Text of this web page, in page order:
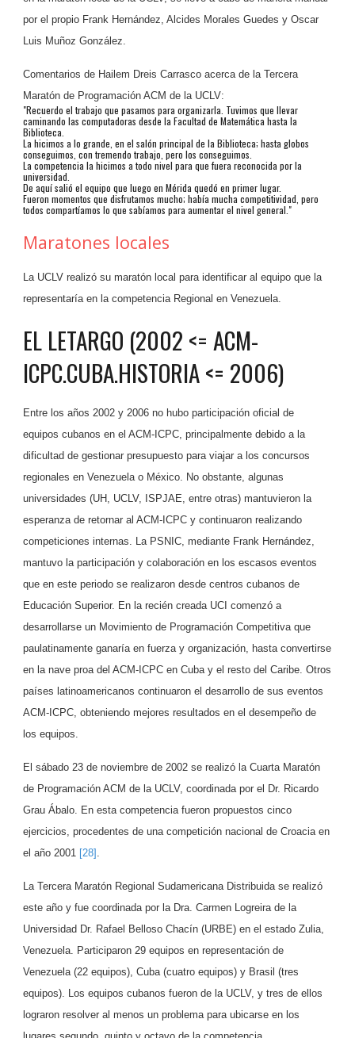
por el propio Frank Hernández, Alcides Morales Guedes y Oscar
Luis Muñoz González.
Comentarios de Hailem Dreis Carrasco acerca de la Tercera
Maratón de Programación ACM de la UCLV:
"Recuerdo el trabajo que pasamos para organizarla. Tuvimos que llevar
caminando las computadoras desde la Facultad de Matemática hasta la
Biblioteca.
La hicimos a lo grande, en el salón principal de la Biblioteca; hasta globos
conseguimos, con tremendo trabajo, pero los conseguimos.
La competencia la hicimos a todo nivel para que fuera reconocida por la
universidad.
De aquí salió el equipo que luego en Mérida quedó en primer lugar.
Fueron momentos que disfrutamos mucho; había mucha competitividad, pero
todos compartíamos lo que sabíamos para aumentar el nivel general."
Maratones locales
La UCLV realizó su maratón local para identificar al equipo que la
representaría en la competencia Regional en Venezuela.
EL LETARGO (2002 <= ACM-
ICPC.CUBA.HISTORIA <= 2006)
Entre los años 2002 y 2006 no hubo participación oficial de
equipos cubanos en el ACM-ICPC, principalmente debido a la
dificultad de gestionar presupuesto para viajar a los concursos
regionales en Venezuela o México. No obstante, algunas
universidades (UH, UCLV, ISPJAE, entre otras) mantuvieron la
esperanza de retornar al ACM-ICPC y continuaron realizando
competiciones internas. La PSNIC, mediante Frank Hernández,
mantuvo la participación y colaboración en los escasos eventos
que en este periodo se realizaron desde centros cubanos de
Educación Superior. En la recién creada UCI comenzó a
desarrollarse un Movimiento de Programación Competitiva que
paulatinamente ganaría en fuerza y organización, hasta convertirse
en la nave proa del ACM-ICPC en Cuba y el resto del Caribe. Otros
países latinoamericanos continuaron el desarrollo de sus eventos
ACM-ICPC, obteniendo mejores resultados en el desempeño de
los equipos.
El sábado 23 de noviembre de 2002 se realizó la Cuarta Maratón
de Programación ACM de la UCLV, coordinada por el Dr. Ricardo
Grau Ábalo. En esta competencia fueron propuestos cinco
ejercicios, procedentes de una competición nacional de Croacia en
el año 2001 [28] .
La Tercera Maratón Regional Sudamericana Distribuida se realizó
este año y fue coordinada por la Dra. Carmen Logreira de la
Universidad Dr. Rafael Belloso Chacín (URBE) en el estado Zulia,
Venezuela. Participaron 29 equipos en representación de
Venezuela (22 equipos), Cuba (cuatro equipos) y Brasil (tres
equipos). Los equipos cubanos fueron de la UCLV, y tres de ellos
lograron resolver al menos un problema para ubicarse en los